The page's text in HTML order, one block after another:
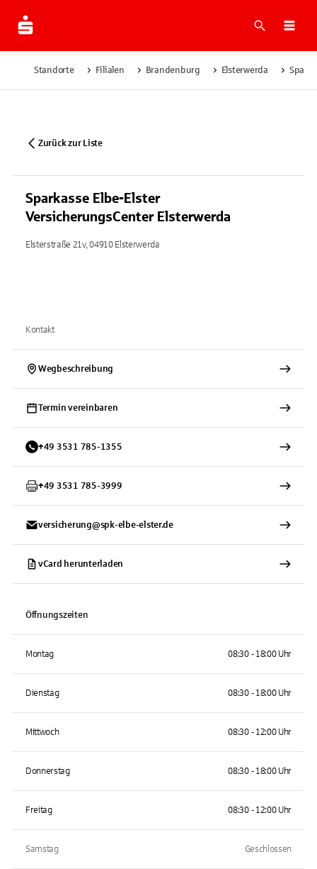
Suche
Standorte Filialen Brandenburg Elsterwerda
Zurück zur Liste
Sparkasse Elbe-Elster
VersicherungsCenter Elsterwerda
Elsterstraße 21v, 04910 Elsterwerda
Kontakt
Wegbeschreibung
Termin vereinbaren
+49 3531 785-1355
+49 3531 785-3999
versicherung@spk-elbe-elster.de
vCard herunterladen
Öffnungszeiten
Montag 08:30 - 18:00 Uhr
Dienstag 08:30 - 18:00 Uhr
Mittwoch 08:30 - 12:00 Uhr
Donnerstag 08:30 - 18:00 Uhr
Freitag 08:30 - 12:00 Uhr
Samstag Geschlossen